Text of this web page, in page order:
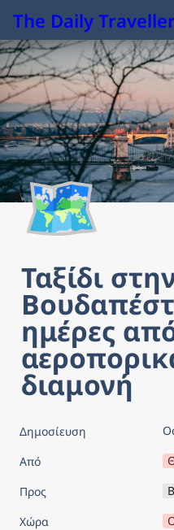
The Daily
🗺️
Ταξίδι
ημέρες
διαμονή
Δημοσίευση
Από
Προς
Χώρα